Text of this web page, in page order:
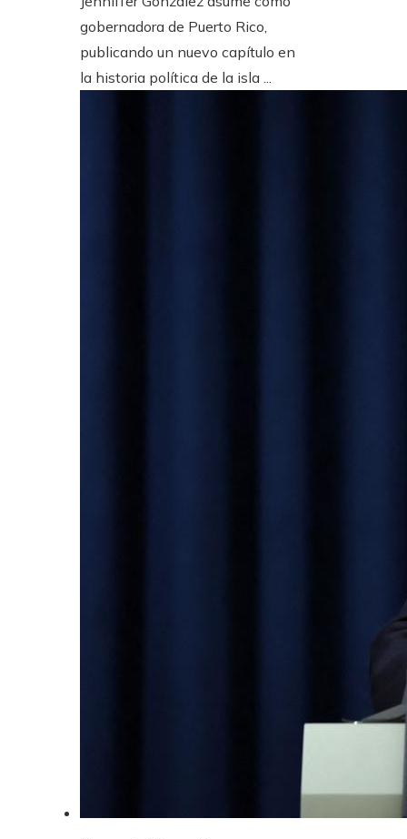
gobernadora de Puerto Rico,
publicando un nuevo capítulo en
la historia política de la isla ...